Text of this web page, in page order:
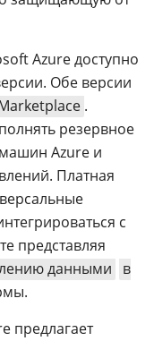
Azure доступно
Обе версии
.
резервное
Azure и
Платная
с
представляя
данными
в
предлагает